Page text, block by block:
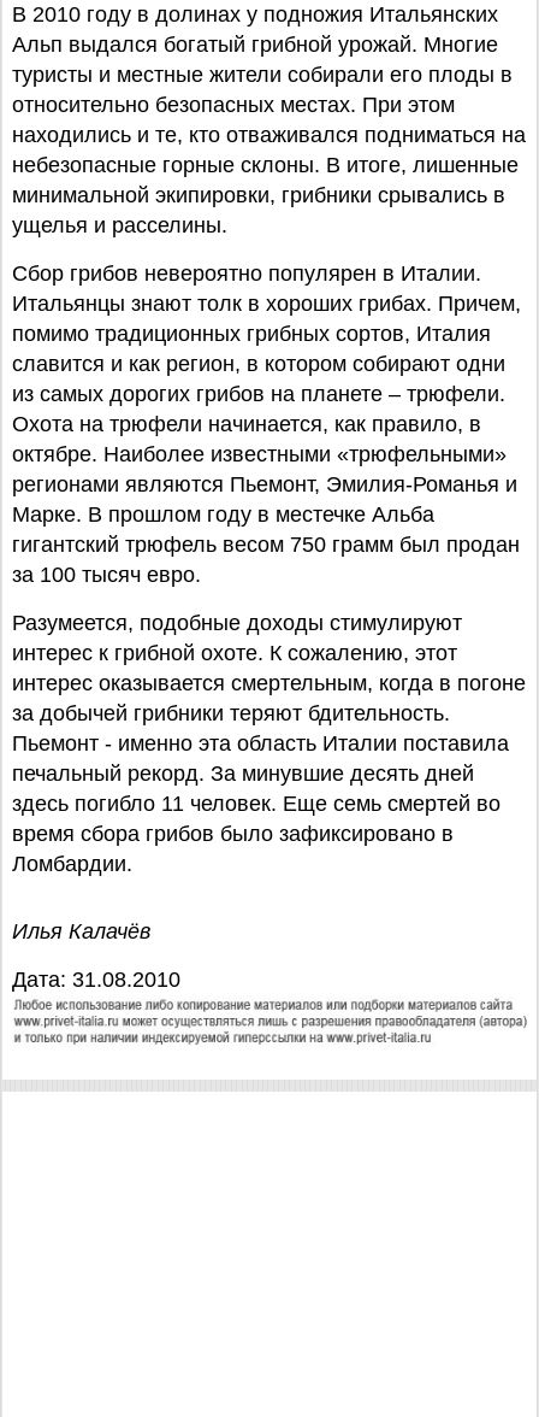
В 2010 году в долинах у подножия Итальянских
Альп выдался богатый грибной урожай. Многие
туристы и местные жители собирали его плоды в
относительно безопасных местах. При этом
находились и те, кто отваживался подниматься на
небезопасные горные склоны. В итоге, лишенные
минимальной экипировки, грибники срывались в
ущелья и расселины.
Сбор грибов невероятно популярен в Италии.
Итальянцы знают толк в хороших грибах. Причем,
помимо традиционных грибных сортов, Италия
славится и как регион, в котором собирают одни
из самых дорогих грибов на планете – трюфели.
Охота на трюфели начинается, как правило, в
октябре. Наиболее известными «трюфельными»
регионами являются Пьемонт, Эмилия-Романья и
Марке. В прошлом году в местечке Альба
гигантский трюфель весом 750 грамм был продан
за 100 тысяч евро.
Разумеется, подобные доходы стимулируют
интерес к грибной охоте. К сожалению, этот
интерес оказывается смертельным, когда в погоне
за добычей грибники теряют бдительность.
Пьемонт - именно эта область Италии поставила
печальный рекорд. За минувшие десять дней
здесь погибло 11 человек. Еще семь смертей во
время сбора грибов было зафиксировано в
Ломбардии.
Илья Калачёв
Дата: 31.08.2010